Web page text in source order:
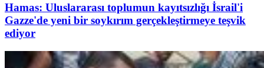
Hamas: Uluslararası toplumun kayıtsızlığı İsrail'i
Gazze'de yeni bir soykırım gerçekleştirmeye teşvik
ediyor